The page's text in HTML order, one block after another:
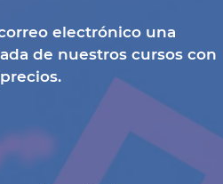
electrónico una
de nuestros cursos con